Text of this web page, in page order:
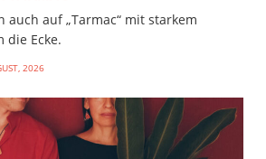
auch auf „Tarmac“ mit starkem
die Ecke.
2026